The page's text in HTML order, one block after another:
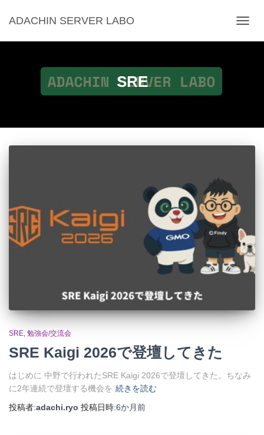
ADACHIN SERVER LABO
ビ
SRE
SRE 勉強会/交流会
SRE Kaigi 2026で登壇してきた
はじめに 中野で行われたSRE Kaigi 2026で登壇してきた。ちなみ
に2年連続で登壇する機会を 続きを読む
投稿者:adachi.ryo 投稿日時:6か月前